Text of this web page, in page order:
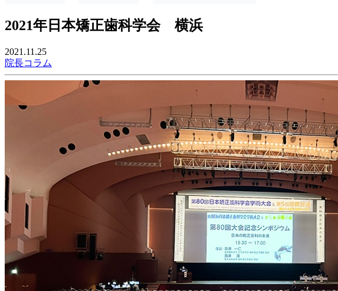
2021年日本矯正歯科学会 横浜
2021.11.25
院長コラム